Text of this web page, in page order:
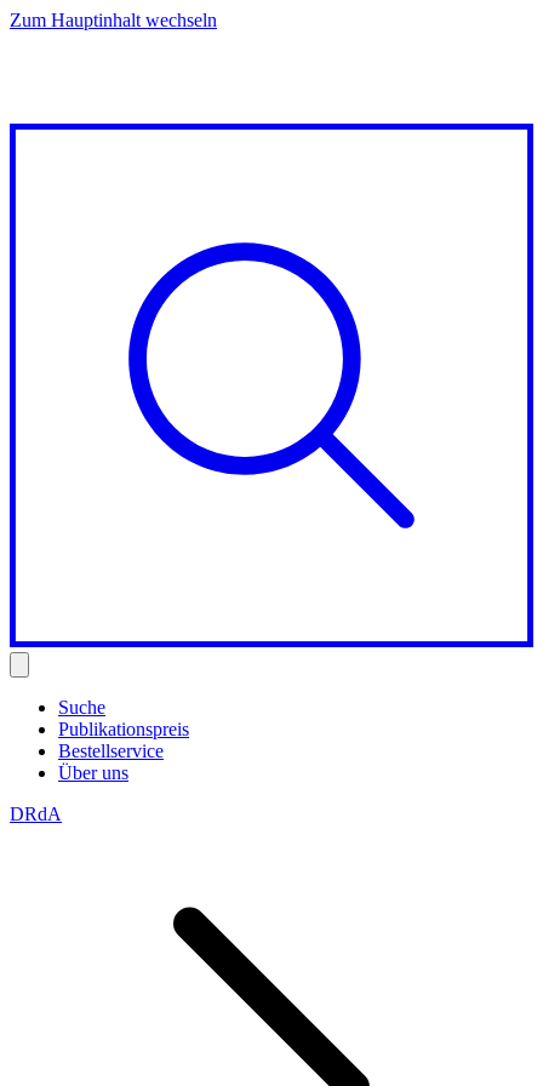
Zum Hauptinhalt wechseln
Suche
Publikationspreis
Bestellservice
Über uns
DRdA